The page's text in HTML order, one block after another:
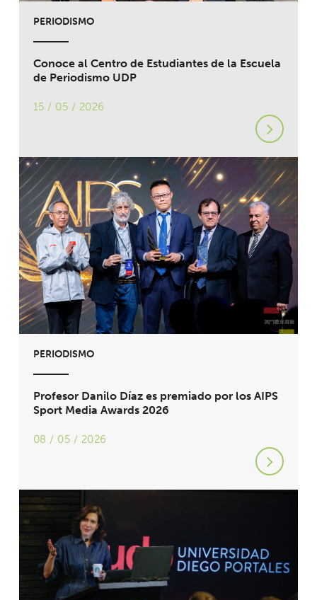
PERIODISMO
Conoce al Centro de Estudiantes de la Escuela
de Periodismo UDP
15 / 05 / 2026
PERIODISMO
Profesor Danilo Díaz es premiado por los AIPS
Sport Media Awards 2026
08 / 05 / 2026